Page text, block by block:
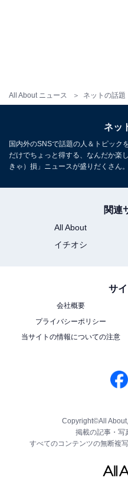
All About ニュース ネットの話題
ネッ
国内外のSNSで話題の人＆トピック
だけでちょっと得する、なんだか楽
きゃ）損」ニュースが盛りだくさん。
関連
All About
イチオシ
サ
会社概要
プライバシーポリシー
当サイトの情報についての注意
Copyright©All
掲載の記事・写
すべてのコンテンツの無断複